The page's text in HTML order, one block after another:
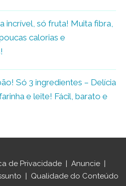
incrível, só fruta! Muita fibra,
calorias e
Só 3 ingredientes – Delícia
e leite! Fácil, barato e
de Privacidade | Anuncie |
| Qualidade do Conteúdo